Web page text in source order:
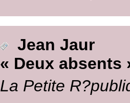
Jean Jaur
« Deux absents
La Petite